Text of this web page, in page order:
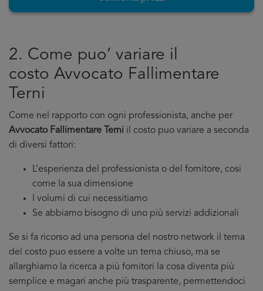
2. Come puo’ variare il
costo Avvocato Fallimentare
Terni
Come nel rapporto con ogni professionista, anche per
Avvocato Fallimentare Terni il costo puo variare a seconda
di diversi fattori:
L’esperienza del professionista o del fornitore, cosi
come la sua dimensione
I volumi di cui necessitiamo
Se abbiamo bisogno di uno più servizi addizionali
Se si fa ricorso ad una persona del nostro network il tema
del costo puo essere a volte un tema chiuso, ma se
allarghiamo la ricerca a più fornitori la cosa diventa più
semplice e magari anche più trasparente, permettendoci